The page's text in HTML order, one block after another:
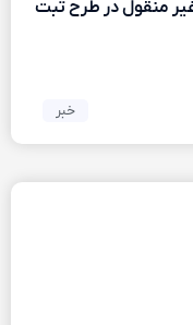
منقول در طرح ثبت
خبر